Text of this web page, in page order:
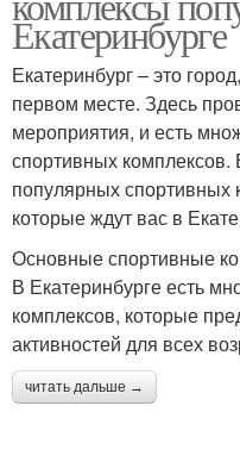
Екатеринбурге
Екатеринбург – это
первом месте. Здесь
мероприятия, и есть
спортивных
популярных спортивных
которые ждут вас в
Основные спортивные
В Екатеринбурге есть
комплексов, которые
активностей для всех
читать дальше →